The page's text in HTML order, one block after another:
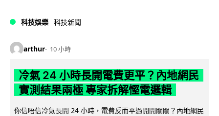
科技娛樂 科技新聞
arthur 10 小時
冷氣 24 小時長開電費更平？內地網民
實測結果兩極 專家拆解慳電邏輯
你信唔信冷氣長開 24 小時，電費反而平過開開關關？內地網民